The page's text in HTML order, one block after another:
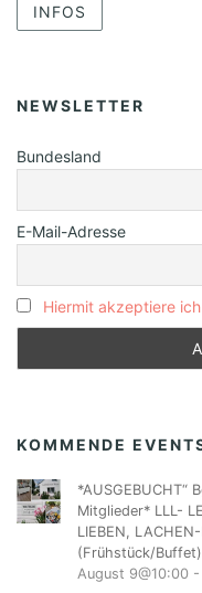
INFOS
NEWSLETTER
Bundesland
E-Mail-Adresse
Hiermit akzeptiere
KOMMENDE
*AUSGEBUCHT“
Mitglieder* LLL-
LIEBEN,
(Frühstück/Buffet)
August 9@10:00 -